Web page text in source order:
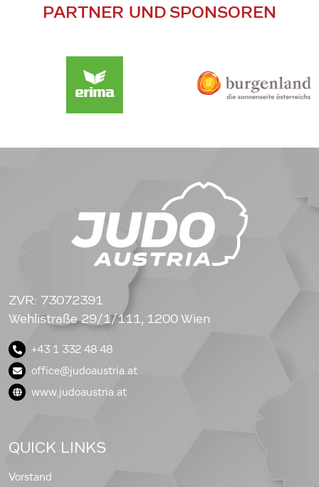
PARTNER UND SPONSOREN
ZVR: 73072391
Wehlistraße 29/1/111, 1200 Wien
+43 1 332 48 48
office@judoaustria.at
www.judoaustria.at
QUICK LINKS
Vorstand